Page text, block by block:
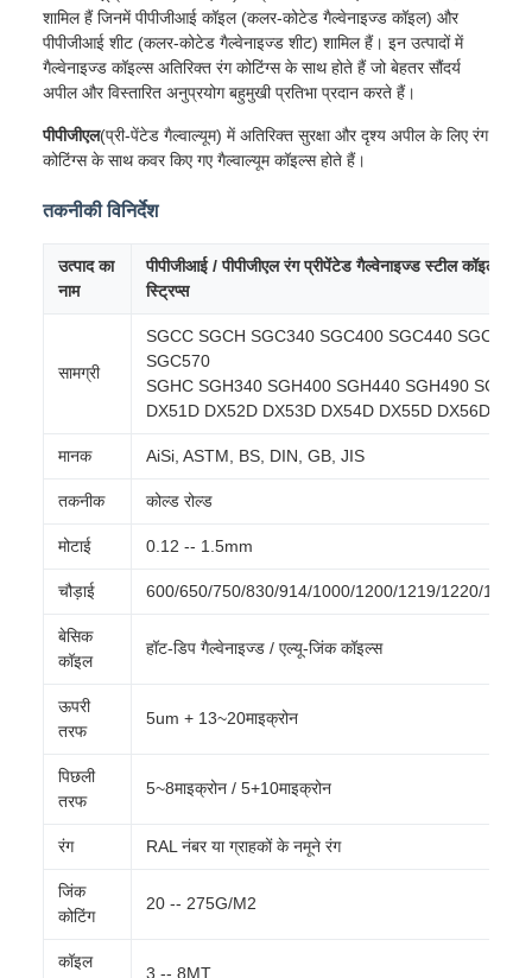
शामिल हैं जिनमें पीपीजीआई कॉइल (कलर-कोटेड गैल्वेनाइज्ड कॉइल) और
पीपीजीआई शीट (कलर-कोटेड गैल्वेनाइज्ड शीट) शामिल हैं। इन उत्पादों में
गैल्वेनाइज्ड कॉइल्स अतिरिक्त रंग कोटिंग्स के साथ होते हैं जो बेहतर सौंदर्य
अपील और विस्तारित अनुप्रयोग बहुमुखी प्रतिभा प्रदान करते हैं।
पीपीजीएल(प्री-पेंटेड गैल्वाल्यूम) में अतिरिक्त सुरक्षा और दृश्य अपील के लिए रंग
कोटिंग्स के साथ कवर किए गए गैल्वाल्यूम कॉइल्स होते हैं।
तकनीकी विनिर्देश
उत्पाद का
नाम
पीपीजीआई / पीपीजीएल रंग प्रीपेंटेड गैल्वेनाइज्ड स्टील कॉइल्स /
स्ट्रिप्स
सामग्री
SGCC SGCH SGC340 SGC400 SGC440 SGC490
SGC570
SGHC SGH340 SGH400 SGH440 SGH490
DX51D DX52D DX53D DX54D DX55D DX56D
मानक AiSi, ASTM, BS, DIN, GB, JIS
तकनीक कोल्ड रोल्ड
मोटाई 0.12 -- 1.5mm
चौड़ाई 600/650/750/830/914/1000/1200/1219/1220/
बेसिक
कॉइल
हॉट-डिप गैल्वेनाइज्ड / एल्यू-जिंक कॉइल्स
ऊपरी
तरफ
5um + 13~20माइक्रोन
पिछली
तरफ
5~8माइक्रोन / 5+10माइक्रोन
रंग RAL नंबर या ग्राहकों के नमूने रंग
जिंक
कोटिंग
20 -- 275G/M2
कॉइल
3 -- 8MT